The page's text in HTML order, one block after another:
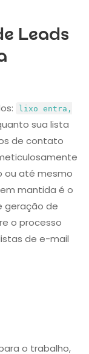
Leads
lixo entra,
sua lista
de contato
ou até mesmo
mantida é o
geração de
o processo
de e-mail
o trabalho,